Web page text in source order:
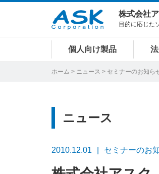
株式会社
目的に応じた
個人向け製品
ホーム > ニュース > セミナーのお知ら
ニュース
2010.12.01 セミナーのお